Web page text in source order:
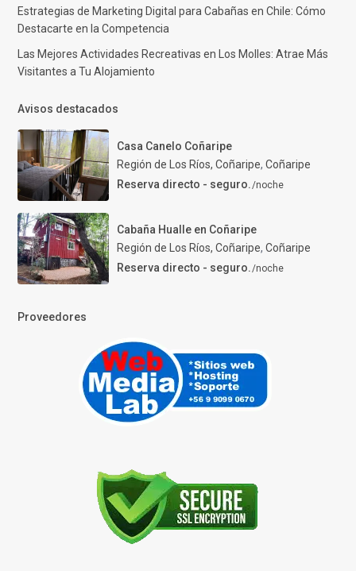
Estrategias de Marketing Digital para Cabañas en Chile: Cómo
Destacarte en la Competencia
Las Mejores Actividades Recreativas en Los Molles: Atrae Más
Visitantes a Tu Alojamiento
Avisos destacados
Casa Canelo Coñaripe
Región de Los Ríos, Coñaripe, Coñaripe
Reserva directo - seguro./noche
Cabaña Hualle en Coñaripe
Región de Los Ríos, Coñaripe, Coñaripe
Reserva directo - seguro./noche
Proveedores